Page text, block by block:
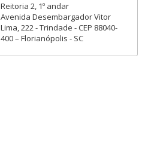
Reitoria 2, 1º andar
Avenida Desembargador Vitor
Lima, 222 - Trindade - CEP 88040-
400 – Florianópolis - SC